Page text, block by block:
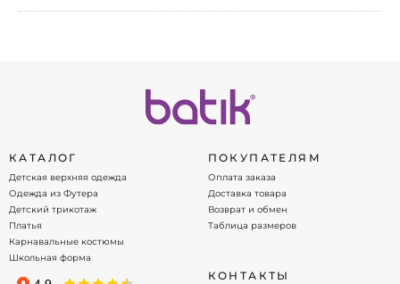
КАТАЛОГ
Детская верхняя одежда
Одежда из Футера
Детский трикотаж
Платья
Карнавальные костюмы
Школьная форма
ПОКУПАТЕЛЯМ
Оплата заказа
Доставка товара
Возврат и обмен
Таблица размеров
КОНТАКТЫ